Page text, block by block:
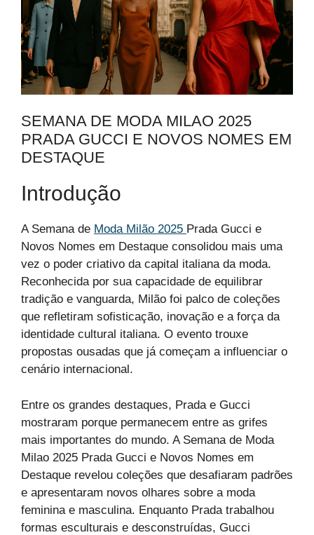
SEMANA DE MODA MILAO 2025
PRADA GUCCI E NOVOS NOMES EM
DESTAQUE
Introdução
A Semana de Moda Milão 2025 Prada Gucci e
Novos Nomes em Destaque consolidou mais uma
vez o poder criativo da capital italiana da moda.
Reconhecida por sua capacidade de equilibrar
tradição e vanguarda, Milão foi palco de coleções
que refletiram sofisticação, inovação e a força da
identidade cultural italiana. O evento trouxe
propostas ousadas que já começam a influenciar o
cenário internacional.
Entre os grandes destaques, Prada e Gucci
mostraram porque permanecem entre as grifes
mais importantes do mundo. A Semana de Moda
Milao 2025 Prada Gucci e Novos Nomes em
Destaque revelou coleções que desafiaram padrões
e apresentaram novos olhares sobre a moda
feminina e masculina. Enquanto Prada trabalhou
formas esculturais e desconstruídas, Gucci